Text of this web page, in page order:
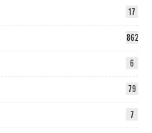
17
862
6
79
7